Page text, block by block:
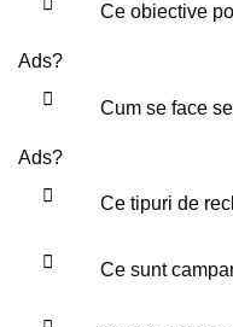
Ce obiective
Ads?
Cum se face
Ads?
Ce tipuri de
Ce sunt